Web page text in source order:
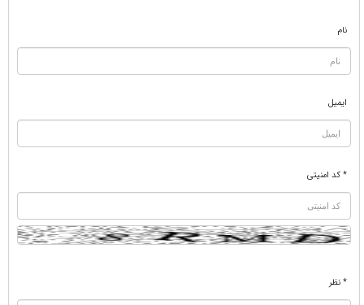
نام
ایمیل
* کد امنیتی
* نظر